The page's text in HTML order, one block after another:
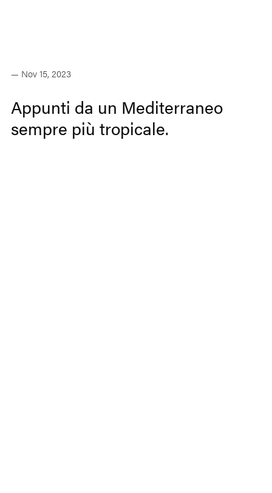
— Nov 15, 2023
Appunti da un Mediterraneo
sempre più tropicale.